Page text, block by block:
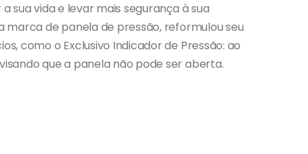
sua vida e levar mais segurança à sua
marca de panela de pressão, reformulou seu
como o Exclusivo Indicador de Pressão: ao
que a panela não pode ser aberta.